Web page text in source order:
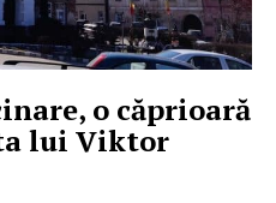
o căprioară
lui Viktor